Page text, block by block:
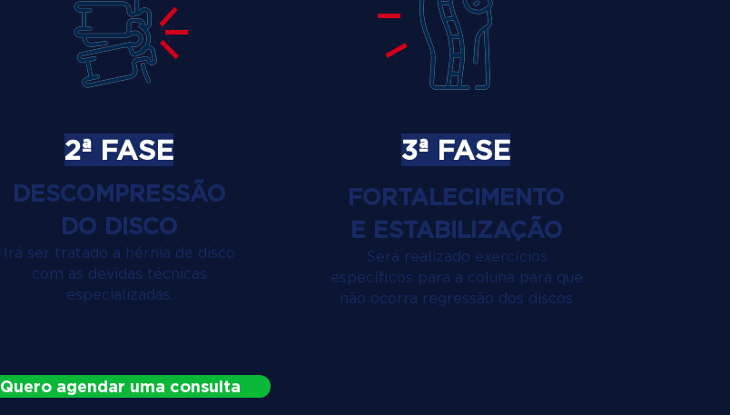
2ª FASE
DESCOMPRESSÃO
DO DISCO
Irá ser tratado a hérnia de disco
com as devidas técnicas
especializadas.
3ª FASE
FORTALECIMENTO
E ESTABILIZAÇÃO
Será realizado exercícios
específicos para a coluna para que
não ocorra regressão dos discos
Quero agendar uma consulta